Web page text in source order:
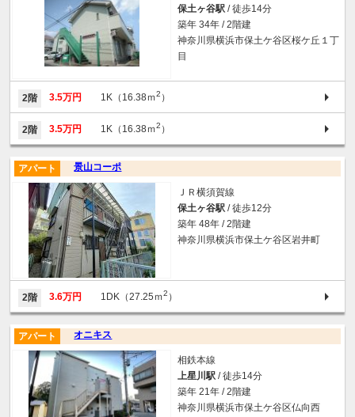
保土ヶ谷駅 / 徒歩14分
築年 34年 / 2階建
神奈川県横浜市保土ケ谷区桜ケ丘１丁
目
2階 3.5万円 1K（16.38ｍ2 ）
2階 3.5万円 1K（16.38ｍ2 ）
景山コーポ
アパート
ＪＲ横須賀線
保土ヶ谷駅 / 徒歩12分
築年 48年 / 2階建
神奈川県横浜市保土ケ谷区岩井町
2階 3.6万円 1DK（27.25ｍ2 ）
オニキス
アパート
相鉄本線
上星川駅 / 徒歩14分
築年 21年 / 2階建
神奈川県横浜市保土ケ谷区仏向西